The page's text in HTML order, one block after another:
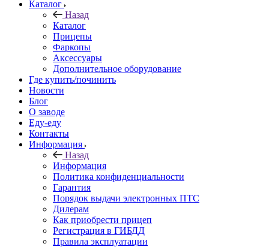
Каталог
Назад
Каталог
Прицепы
Фаркопы
Аксессуары
Дополнительное оборудование
Где купить/починить
Новости
Блог
О заводе
Еду-еду
Контакты
Информация
Назад
Информация
Политика конфиденциальности
Гарантия
Порядок выдачи электронных ПТС
Дилерам
Как приобрести прицеп
Регистрация в ГИБДД
Правила эксплуатации